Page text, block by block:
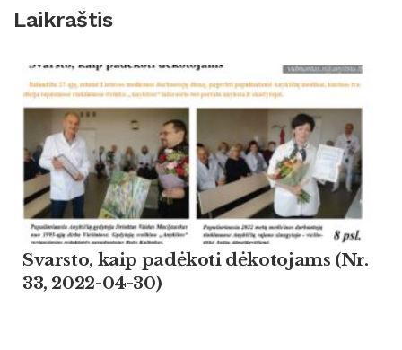
Laikraštis
Svarsto, kaip padėkoti dėkotojams (Nr.
33, 2022-04-30)